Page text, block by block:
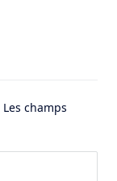
Les champs